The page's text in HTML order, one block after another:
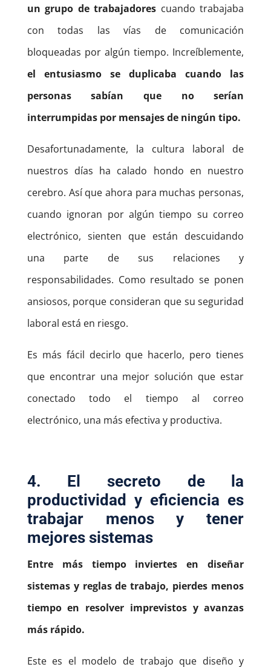
un grupo de trabajadores cuando trabajaba
con todas las vías de comunicación
bloqueadas por algún tiempo. Increíblemente,
el entusiasmo se duplicaba cuando las
personas sabían que no serían
interrumpidas por mensajes de ningún tipo.
Desafortunadamente, la cultura laboral de
nuestros días ha calado hondo en nuestro
cerebro. Así que ahora para muchas personas,
cuando ignoran por algún tiempo su correo
electrónico, sienten que están descuidando
una parte de sus relaciones y
responsabilidades. Como resultado se ponen
ansiosos, porque consideran que su seguridad
laboral está en riesgo.
Es más fácil decirlo que hacerlo, pero tienes
que encontrar una mejor solución que estar
conectado todo el tiempo al correo
electrónico, una más efectiva y productiva.
4. El secreto de la
productividad y eficiencia es
trabajar menos y tener
mejores sistemas
Entre más tiempo inviertes en diseñar
sistemas y reglas de trabajo, pierdes menos
tiempo en resolver imprevistos y avanzas
más rápido.
Este es el modelo de trabajo que diseño y